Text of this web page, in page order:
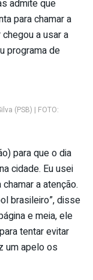
admite que
para chamar a
a usar a
programa de
(PSB) | FOTO:
para que o dia
cidade. Eu usei
a atenção.
brasileiro”, disse
e meia, ele
tentar evitar
um apelo os